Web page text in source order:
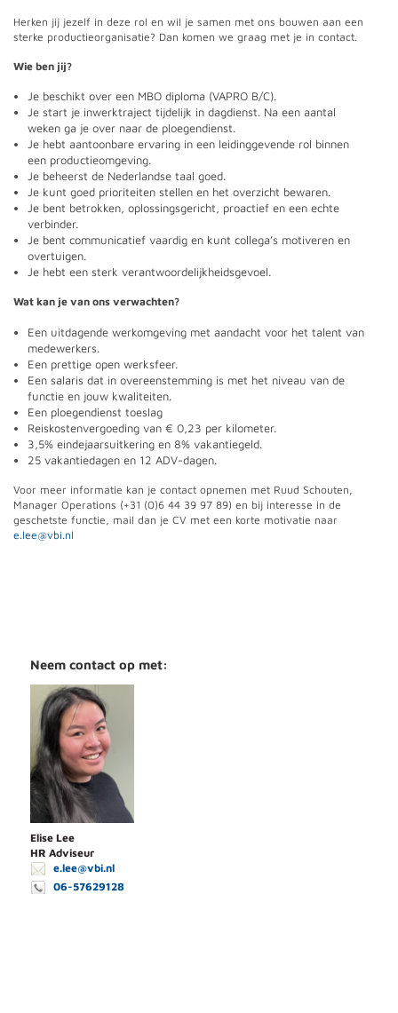
Herken jij jezelf in deze rol en wil je samen met ons bouwen aan een
sterke productieorganisatie? Dan komen we graag met je in contact.
Wie ben jij?
Je beschikt over een MBO diploma (VAPRO B/C).
Je start je inwerktraject tijdelijk in dagdienst. Na een aantal
weken ga je over naar de ploegendienst.
Je hebt aantoonbare ervaring in een leidinggevende rol binnen
een productieomgeving.
Je beheerst de Nederlandse taal goed.
Je kunt goed prioriteiten stellen en het overzicht bewaren.
Je bent betrokken, oplossingsgericht, proactief en een echte
verbinder.
Je bent communicatief vaardig en kunt collega’s motiveren en
overtuigen.
Je hebt een sterk verantwoordelijkheidsgevoel.
Wat kan je van ons verwachten?
Een uitdagende werkomgeving met aandacht voor het talent van
medewerkers.
Een prettige open werksfeer.
Een salaris dat in overeenstemming is met het niveau van de
functie en jouw kwaliteiten.
Een ploegendienst toeslag
Reiskostenvergoeding van € 0,23 per kilometer.
3,5% eindejaarsuitkering en 8% vakantiegeld.
25 vakantiedagen en 12 ADV-dagen.
Voor meer informatie kan je contact opnemen met Ruud Schouten,
Manager Operations (+31 (0)6 44 39 97 89) en bij interesse in de
geschetste functie, mail dan je CV met een korte motivatie naar
e.lee@vbi.nl
Neem contact op met:
Elise Lee
HR Adviseur
e.lee@vbi.nl
06-57629128